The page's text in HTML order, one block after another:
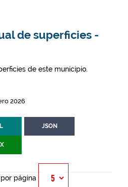
de superficies -
de este municipio.
2026
JSON
página